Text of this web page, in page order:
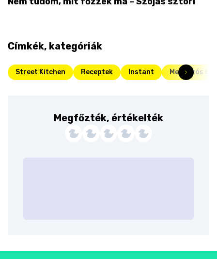
Címkék, kategóriák
Street Kitchen Receptek Instant Megúszós
Megfőzték, értékelték